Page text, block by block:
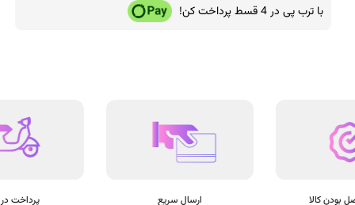
با ترب پی در 4 قسط پرداخت کن!